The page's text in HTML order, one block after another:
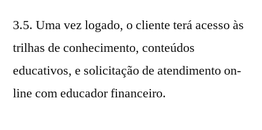
3.5. Uma vez logado, o cliente terá acesso às
trilhas de conhecimento, conteúdos
educativos, e solicitação de atendimento on-
line com educador financeiro.